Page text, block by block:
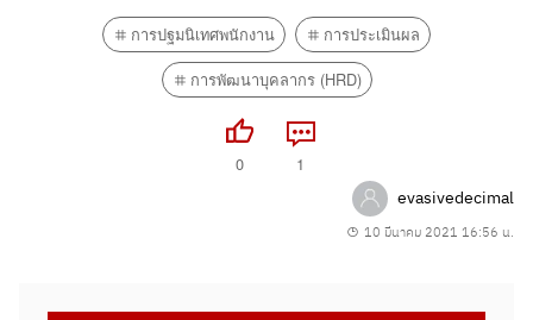
นัก เลยต้อง Make sure หน่อยว่าหลังจากเข้ามาแต่ละคนจะ
พัฒนาตัวเองขึ้นไปเรื่อยๆในแต่ละ skills...
การปฐมนิเทศพนักงาน
การประเมินผล
การพัฒนาบุคลากร (HRD)
0 1
evasivedecimal
10 มีนาคม 2021 16:56 น.